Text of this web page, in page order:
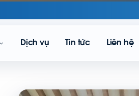
Dịch vụ Tin tức Liên hệ